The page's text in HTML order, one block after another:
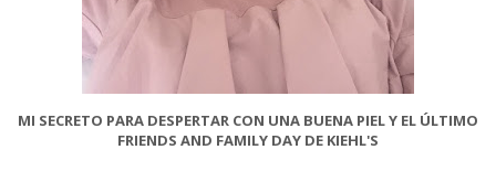
MI SECRETO PARA DESPERTAR CON UNA BUENA PIEL Y EL ÚLTIMO
FRIENDS AND FAMILY DAY DE KIEHL'S